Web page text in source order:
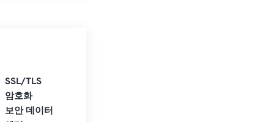
SSL/TLS
암호화
보안 데이터